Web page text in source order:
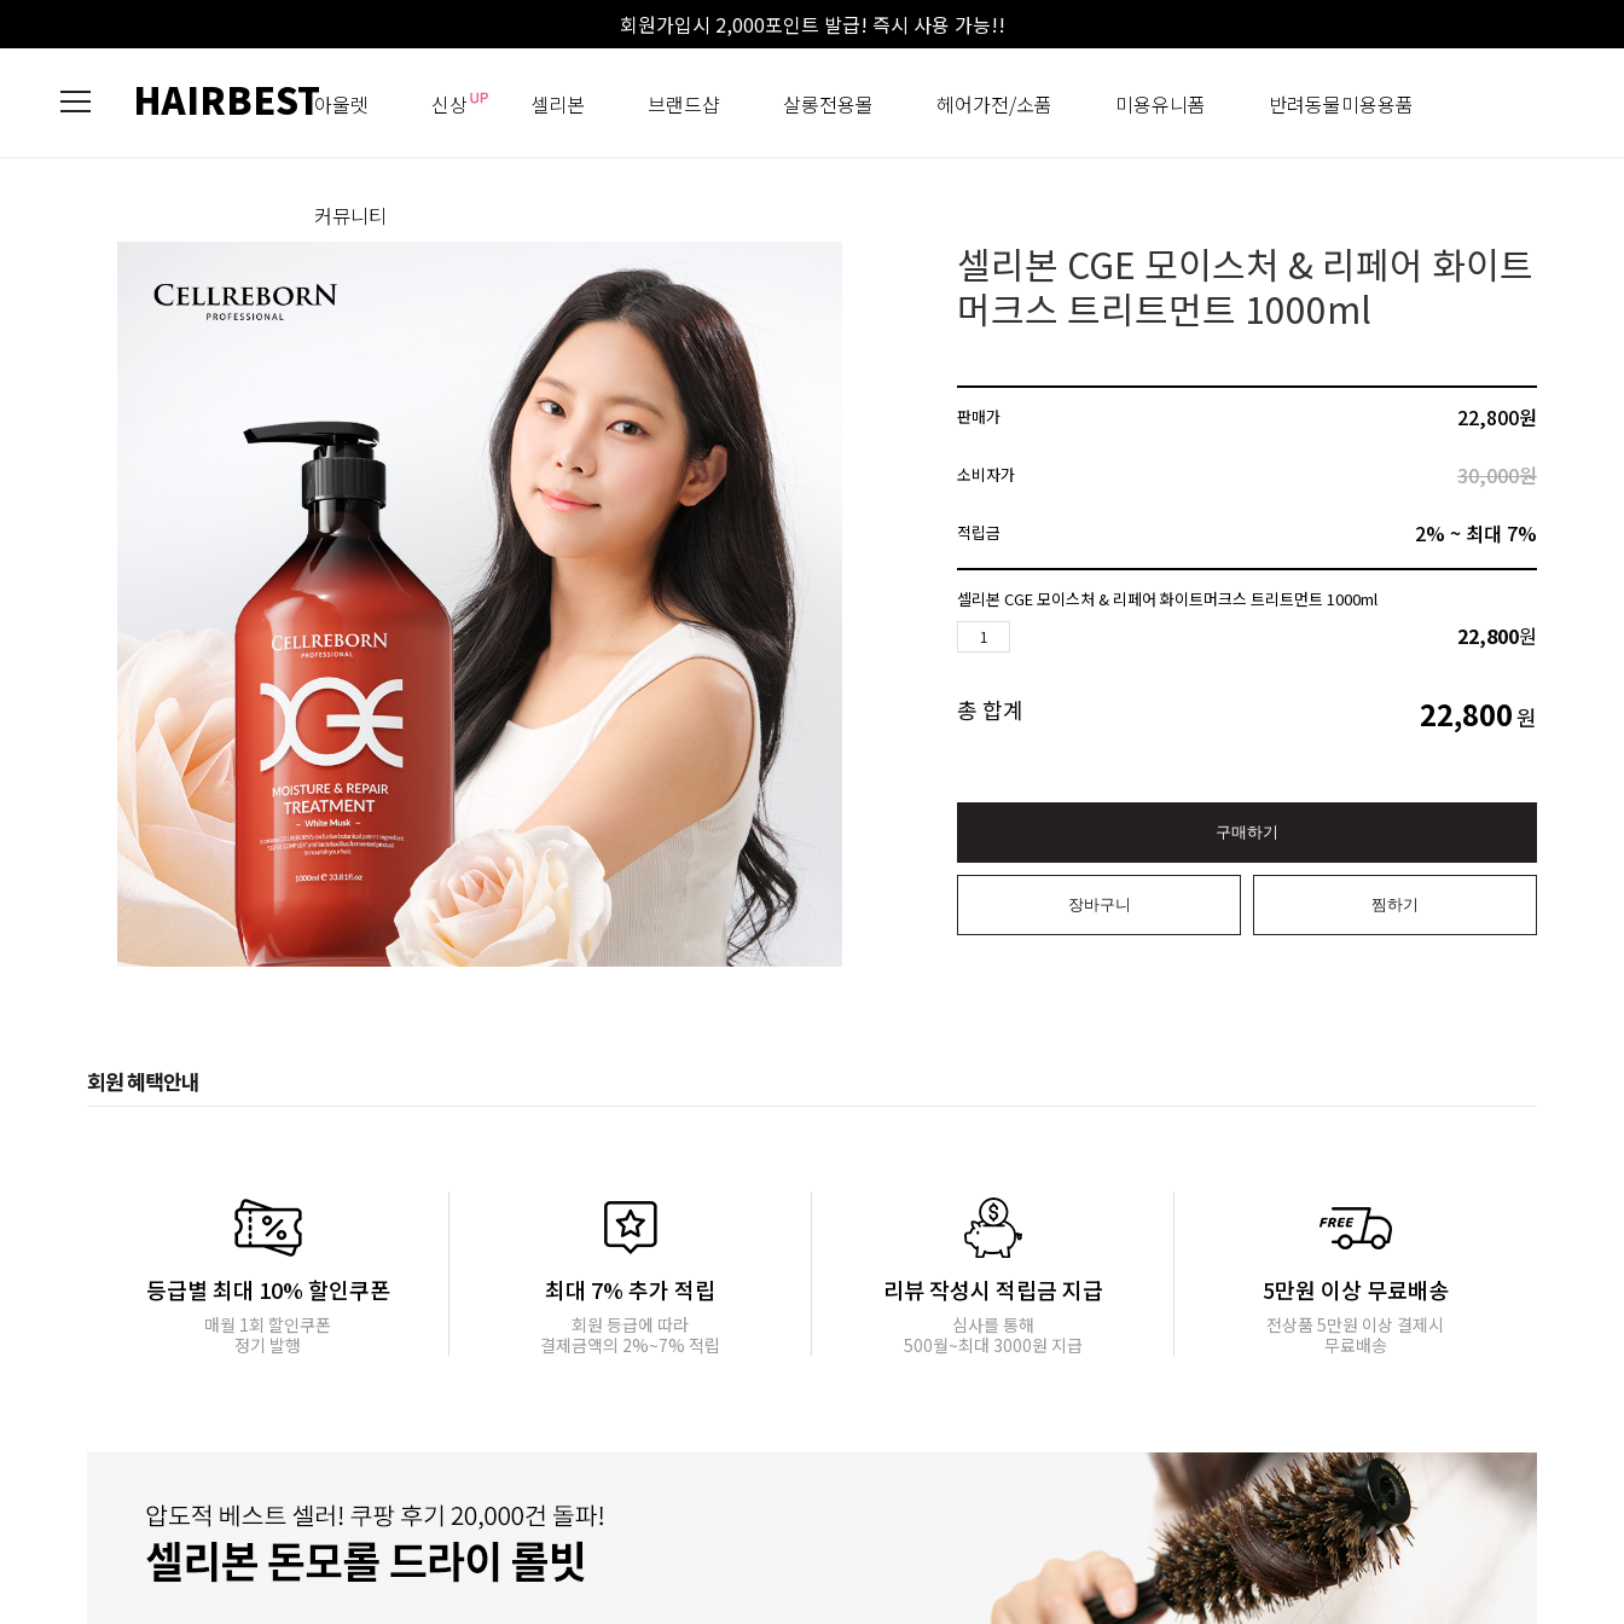
회원가입시 2,000포인트 발급! 즉시 사용 가능!!
HAIRBEST아울렛 신상 셀리본 브랜드샵 살롱전용몰 헤어가전/소품 미용유니폼 반려동물미용용품
커뮤니티
셀리본 CGE 모이스처 & 리페어 화이트
머크스 트리트먼트 1000ml
판매가 22,800원
소비자가 30,000원
적립금 2% ~ 최대 7%
셀리본 CGE 모이스처 & 리페어 화이트머크스 트리트먼트 1000ml
22,800원
총 합계 22,800원
구매하기
장바구니 찜하기
회원 혜택안내
등급별 최대 10% 할인쿠폰
매월 1회 할인쿠폰
정기 발행
최대 7% 추가 적립
회원 등급에 따라
결제금액의 2%~7% 적립
리뷰 작성시 적립금 지급
심사를 통해
500월~최대 3000원 지급
5만원 이상 무료배송
전상품 5만원 이상 결제시
무료배송